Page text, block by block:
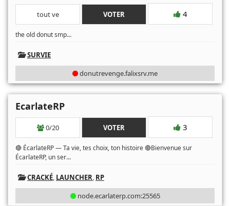
tout ve VOTER 4
the old donut smp...
SURVIE
donutrevenge.falixsrv.me
EcarlateRP
0/20 VOTER 3
🔴 ÉcarlateRP — Ta vie, tes choix, ton histoire 🔴Bienvenue sur
ÉcarlateRP, un ser...
CRACKÉ, LAUNCHER, RP
node.ecarlaterp.com:25565